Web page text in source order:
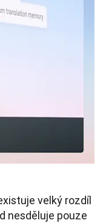
velký rozdíl
nesděluje pouze